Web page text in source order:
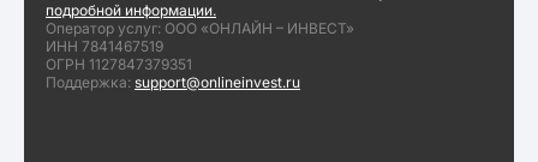
подробной информации.
Оператор услуг: ООО «ОНЛАЙН – ИНВЕСТ»
ИНН 7841467519
ОГРН 1127847379351
Поддержка: support@onlineinvest.ru